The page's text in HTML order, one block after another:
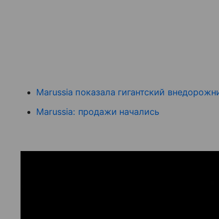
Marussia показала гигантский
Marussia: продажи начались